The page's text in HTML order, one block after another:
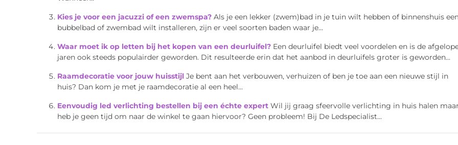
Kies je voor een jacuzzi of een zwemspa? Als je een lekker (zwem)bad in je tuin wilt hebben of binnenshuis
bubbelbad of zwembad wilt installeren, zijn er veel soorten baden waar je...
Waar moet ik op letten bij het kopen van een deurluifel? Een deurluifel biedt veel voordelen en is de
jaren ook steeds populairder geworden. Dit resulteerde erin dat het aanbod in deurluifels groter is geworden...
Raamdecoratie voor jouw huisstijl Je bent aan het verbouwen, verhuizen of ben je toe aan een nieuwe stijl in
huis? Dan kom je met je raamdecoratie al een heel...
Eenvoudig led verlichting bestellen bij een échte expert Wil jij graag sfeervolle verlichting in huis halen maar
heb je geen tijd om naar de winkel te gaan hiervoor? Geen probleem! Bij De Ledspecialist...